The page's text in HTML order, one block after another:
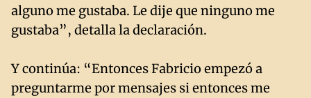
alguno me gustaba. Le dije que ninguno me
gustaba”, detalla la declaración.
Y continúa: “Entonces Fabricio empezó a
preguntarme por mensajes si entonces me